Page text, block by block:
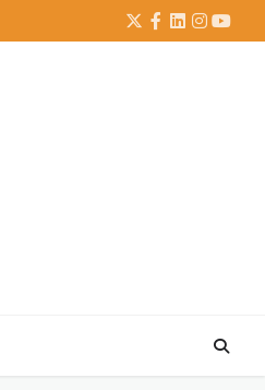
Twitter
Facebook
LinkedIn